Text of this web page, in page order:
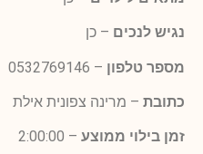
נגיש לנכים – כן
מספר טלפון –
0532769146
כתובת – מרינה צפונית אילת
זמן בילוי ממוצע – 2:00:00